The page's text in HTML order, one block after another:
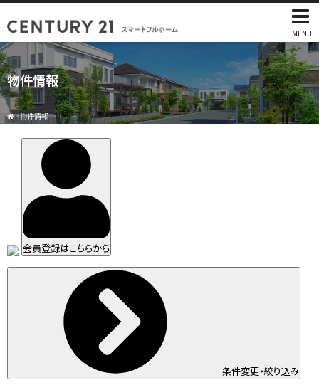
MENU
物件情報
>物件情報
会員登録はこちらから
条件変更・絞り込み